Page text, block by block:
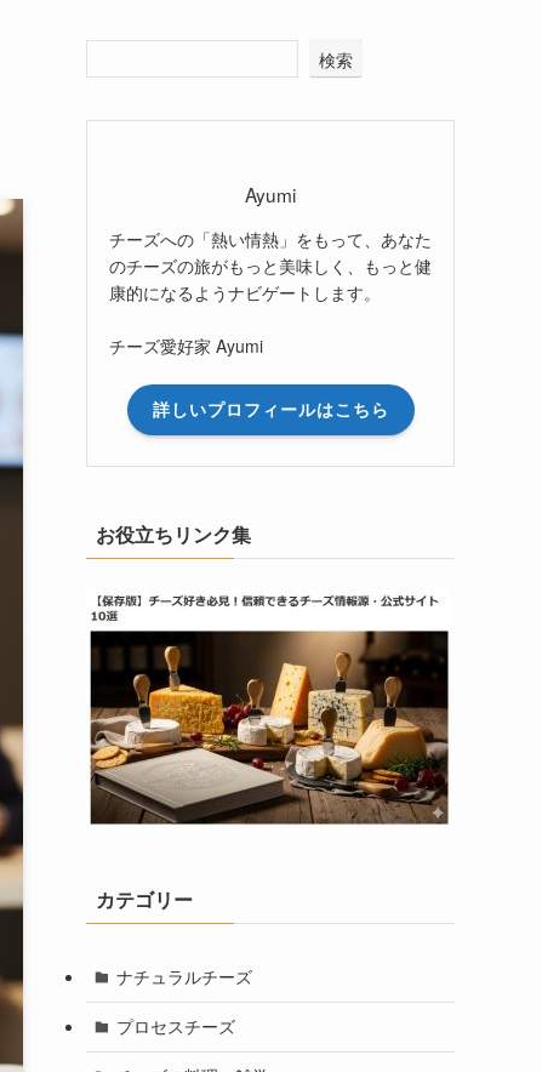
検索
Ayumi
チーズへの「熱い情熱」をもって、あなた
のチーズの旅がもっと美味しく、もっと健
康的になるようナビゲートします。
チーズ愛好家 Ayumi
詳しいプロフィールはこちら
お役立ちリンク集
カテゴリー
ナチュラルチーズ
プロセスチーズ